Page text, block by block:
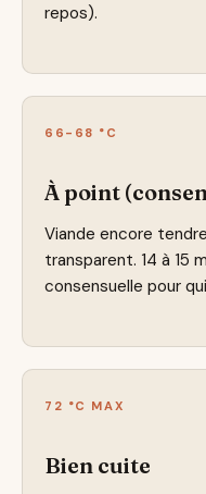
repos).
66-68 °C
À point
Viande encore
transparent. 14 à 15
consensuelle pour
72 °C MAX
Bien cuite